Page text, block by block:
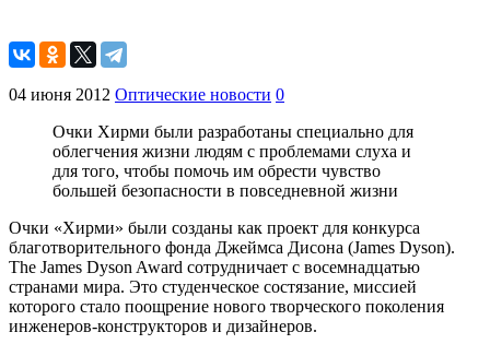
04 июня 2012 Оптические новости 0
Очки Хирми были разработаны специально для
облегчения жизни людям с проблемами слуха и
для того, чтобы помочь им обрести чувство
большей безопасности в повседневной жизни
Очки «Хирми» были созданы как проект для конкурса
благотворительного фонда Джеймса Дисона (James Dyson).
The James Dyson Award сотрудничает с восемнадцатью
странами мира. Это студенческое состязание, миссией
которого стало поощрение нового творческого поколения
инженеров-конструкторов и дизайнеров.